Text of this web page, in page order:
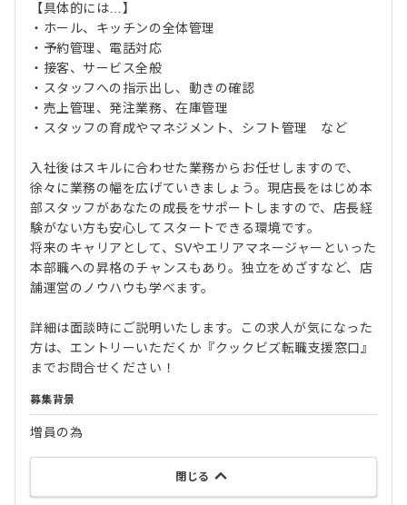
【具体的には…】
・ホール、キッチンの全体管理
・予約管理、電話対応
・接客、サービス全般
・スタッフへの指示出し、動きの確認
・売上管理、発注業務、在庫管理
・スタッフの育成やマネジメント、シフト管理 など
入社後はスキルに合わせた業務からお任せしますので、
徐々に業務の幅を広げていきましょう。現店長をはじめ本
部スタッフがあなたの成長をサポートしますので、店長経
験がない方も安心してスタートできる環境です。
将来のキャリアとして、SVやエリアマネージャーといった
本部職への昇格のチャンスもあり。独立をめざすなど、店
舗運営のノウハウも学べます。
詳細は面談時にご説明いたします。この求人が気になった
方は、エントリーいただくか『クックビズ転職支援窓口』
までお問合せください！
募集背景
増員の為
閉じる